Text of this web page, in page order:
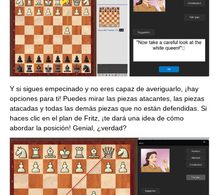
Y si sigues empecinado y no eres capaz de averiguarlo, ¡hay
opciones para ti! Puedes mirar las piezas atacantes, las piezas
atacadas y todas las demás piezas que no están defendidas. Si
haces clic en el plan de Fritz, ¡te dará una idea de cómo
abordar la posición! Genial, ¿verdad?